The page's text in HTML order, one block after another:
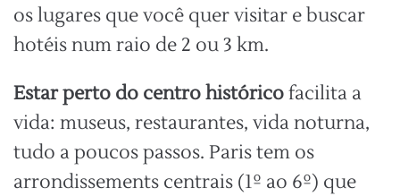
os lugares que você quer visitar e buscar
hotéis num raio de 2 ou 3 km.
Estar perto do centro históricofacilita a
vida: museus, restaurantes, vida noturna,
tudo a poucos passos. Paris tem os
arrondissements centrais (1º ao 6º) que